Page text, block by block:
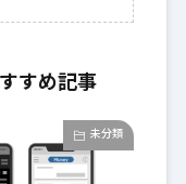
すめ記事
未分類